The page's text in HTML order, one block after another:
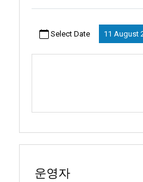
Select Date 11 August
운영자